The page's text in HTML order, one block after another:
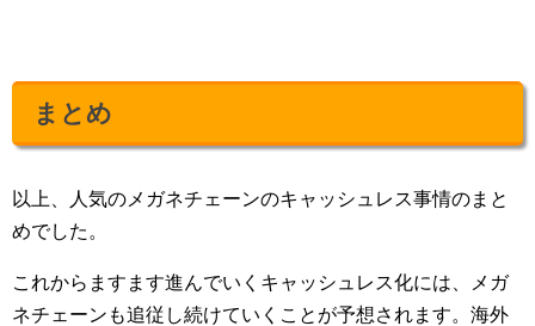
まとめ
以上、人気のメガネチェーンのキャッシュレス事情のまと
めでした。
これからますます進んでいくキャッシュレス化には、メガ
ネチェーンも追従し続けていくことが予想されます。海外